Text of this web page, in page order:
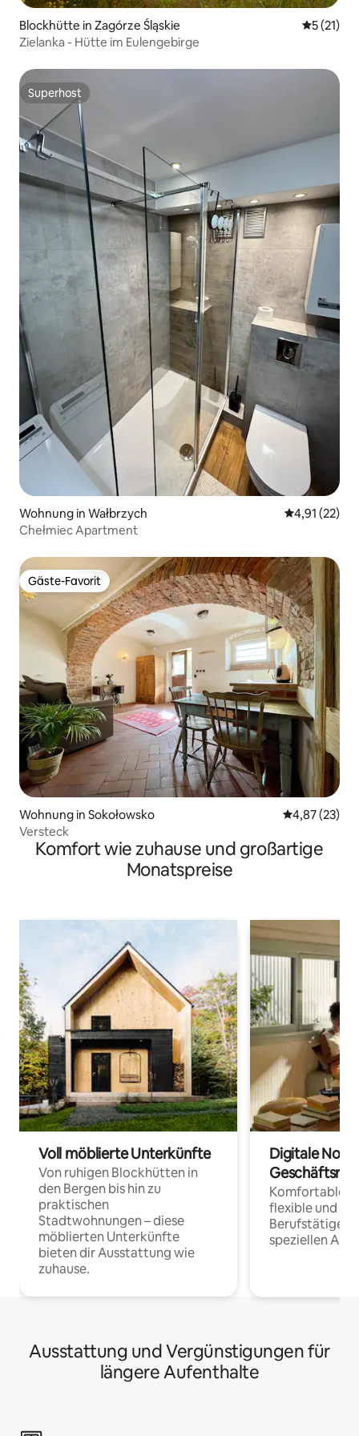
Blockhütte in Zagórze Śląskie
5 (21)
Zielanka - Hütte im Eulengebirge
Superhost
Superhost
Wohnung in Wałbrzych
4,91 (22)
Chełmiec Apartment
Gäste-Favorit
Gäste-Favorit
Wohnung in Sokołowsko
4,87 (23)
Versteck
Komfort wie zuhause und großartige
Monatspreise
Voll möblierte Unterkünfte
Von ruhigen Blockhütten in
den Bergen bis hin zu
praktischen
Stadtwohnungen – diese
möblierten Unterkünfte
bieten dir Ausstattung wie
zuhause.
Digitale
Komfortable
flexible und
Berufstätige
speziellen
Ausstattung und Vergünstigungen für
längere Aufenthalte